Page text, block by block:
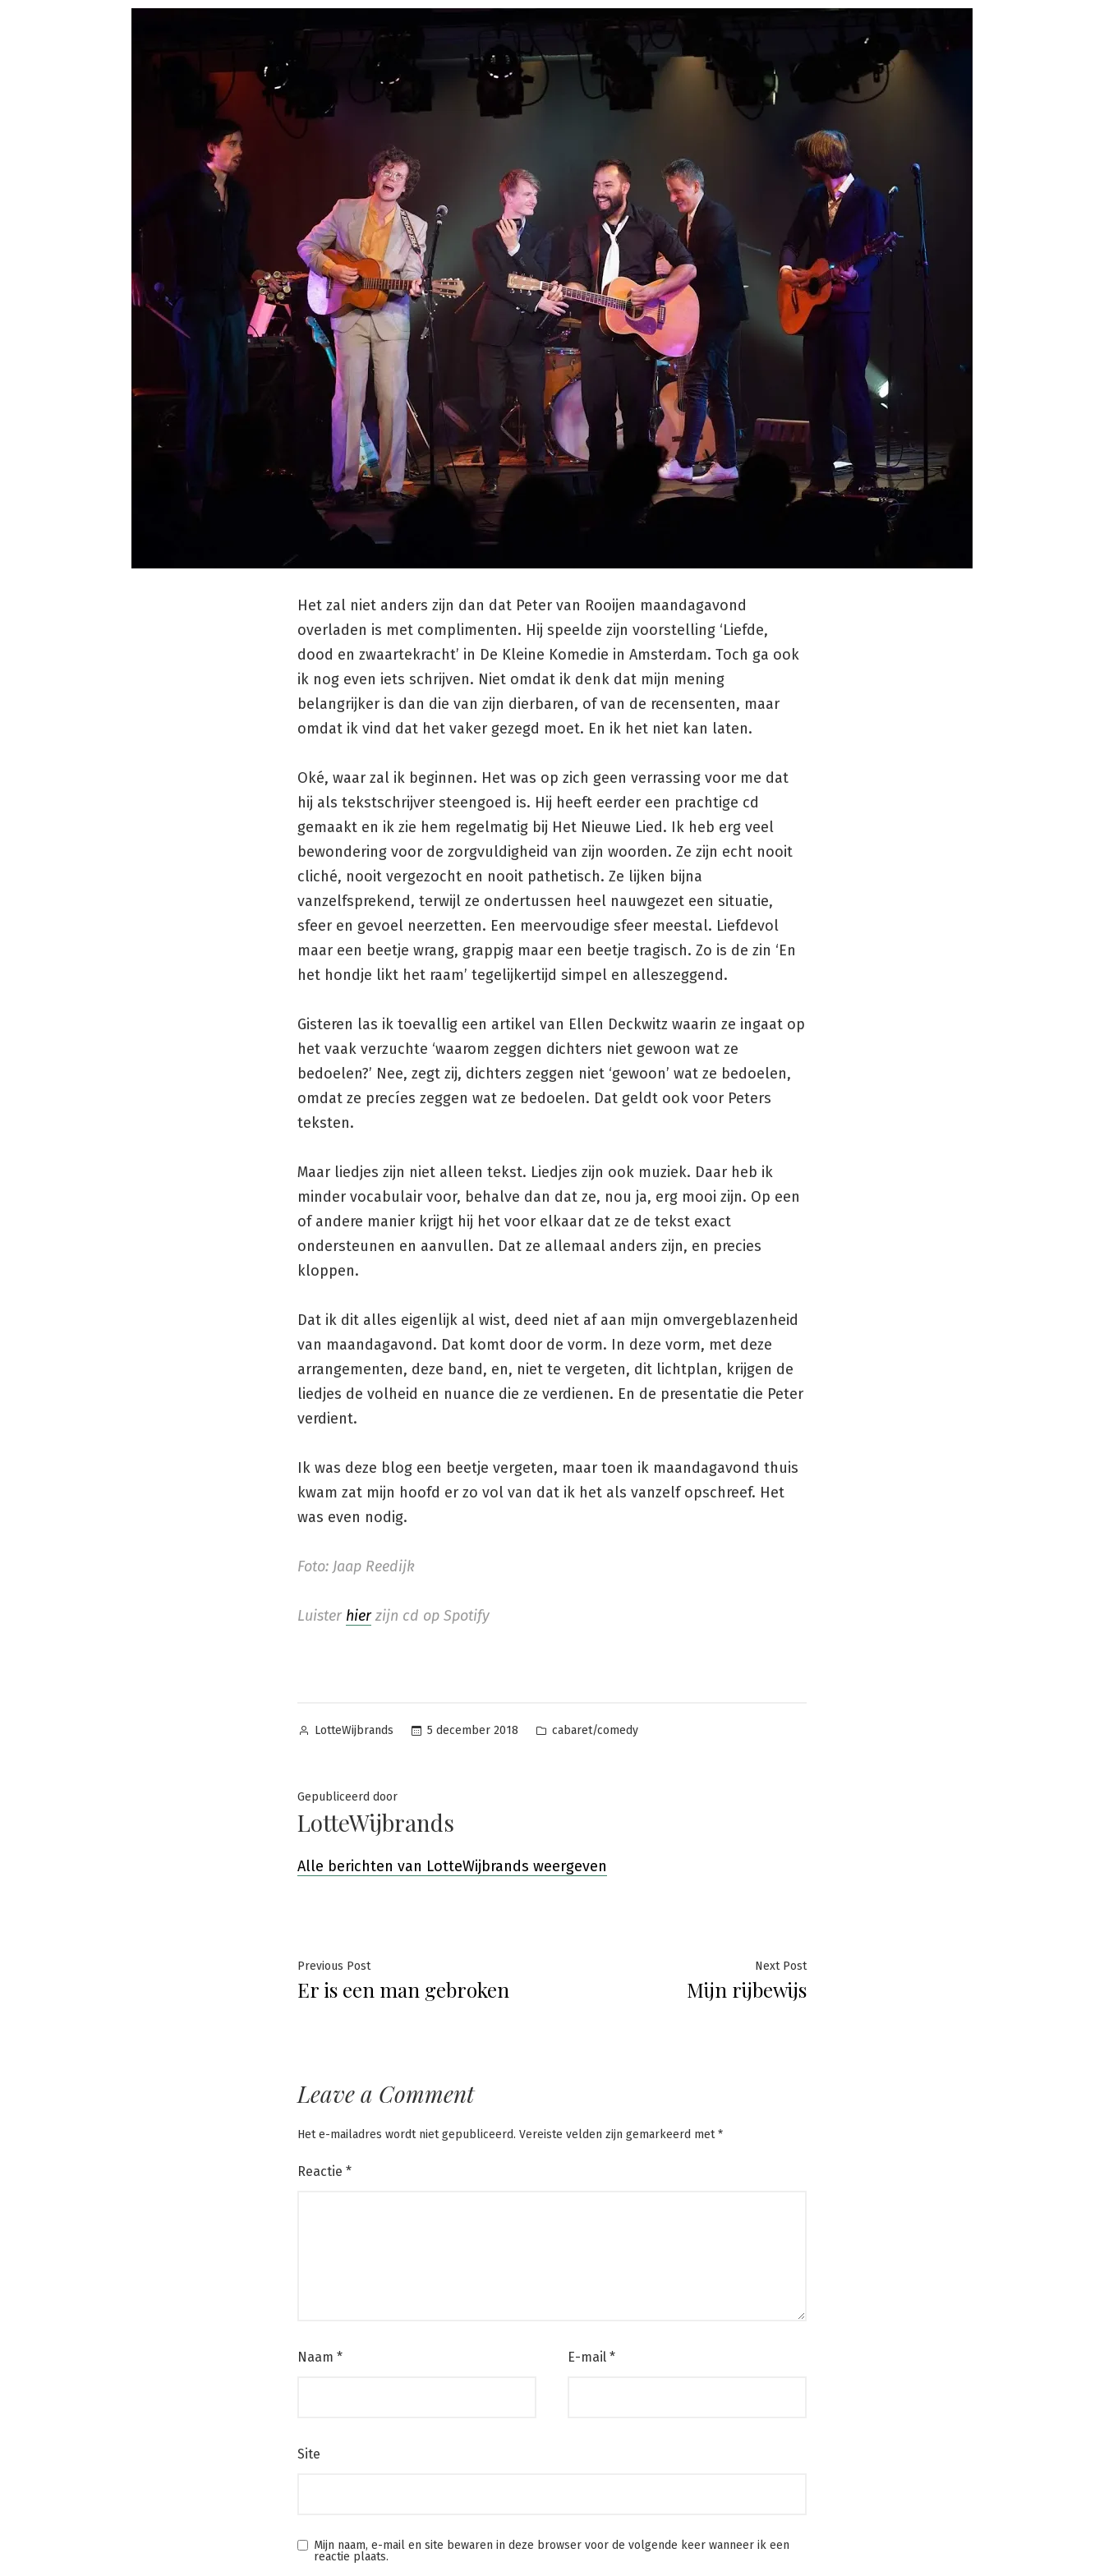
Het zal niet anders zijn dan dat Peter van Rooijen maandagavond
overladen is met complimenten. Hij speelde zijn voorstelling ‘Liefde,
dood en zwaartekracht’ in De Kleine Komedie in Amsterdam. Toch ga ook
ik nog even iets schrijven. Niet omdat ik denk dat mijn mening
belangrijker is dan die van zijn dierbaren, of van de recensenten, maar
omdat ik vind dat het vaker gezegd moet. En ik het niet kan laten.
Oké, waar zal ik beginnen. Het was op zich geen verrassing voor me dat
hij als tekstschrijver steengoed is. Hij heeft eerder een prachtige cd
gemaakt en ik zie hem regelmatig bij Het Nieuwe Lied. Ik heb erg veel
bewondering voor de zorgvuldigheid van zijn woorden. Ze zijn echt nooit
cliché, nooit vergezocht en nooit pathetisch. Ze lijken bijna
vanzelfsprekend, terwijl ze ondertussen heel nauwgezet een situatie,
sfeer en gevoel neerzetten. Een meervoudige sfeer meestal. Liefdevol
maar een beetje wrang, grappig maar een beetje tragisch. Zo is de zin ‘En
het hondje likt het raam’ tegelijkertijd simpel en alleszeggend.
Gisteren las ik toevallig een artikel van Ellen Deckwitz waarin ze ingaat op
het vaak verzuchte ‘waarom zeggen dichters niet gewoon wat ze
bedoelen?’ Nee, zegt zij, dichters zeggen niet ‘gewoon’ wat ze bedoelen,
omdat ze precíes zeggen wat ze bedoelen. Dat geldt ook voor Peters
teksten.
Maar liedjes zijn niet alleen tekst. Liedjes zijn ook muziek. Daar heb ik
minder vocabulair voor, behalve dan dat ze, nou ja, erg mooi zijn. Op een
of andere manier krijgt hij het voor elkaar dat ze de tekst exact
ondersteunen en aanvullen. Dat ze allemaal anders zijn, en precies
kloppen.
Dat ik dit alles eigenlijk al wist, deed niet af aan mijn omvergeblazenheid
van maandagavond. Dat komt door de vorm. In deze vorm, met deze
arrangementen, deze band, en, niet te vergeten, dit lichtplan, krijgen de
liedjes de volheid en nuance die ze verdienen. En de presentatie die Peter
verdient.
Ik was deze blog een beetje vergeten, maar toen ik maandagavond thuis
kwam zat mijn hoofd er zo vol van dat ik het als vanzelf opschreef. Het
was even nodig.
Foto: Jaap Reedijk
Luister hierzijn cd op Spotify
Posted
LotteWijbrands 5 december 2018
Posted
cabaret/comedy
Gepubliceerd door
LotteWijbrands
Alle berichten van LotteWijbrands weergeven
Bericht
navigatie
Previous PostPrevious
post:
Er is een man gebroken
Next PostNext
Mijn rijbewijs
Leave a Comment
Het e-mailadres wordt niet gepubliceerd. Vereiste velden zijn gemarkeerd met*
Reactie *
Naam * E-mail *
Site
Mijn naam, e-mail en site bewaren in deze browser voor de volgende keer wanneer ik een
reactie plaats.